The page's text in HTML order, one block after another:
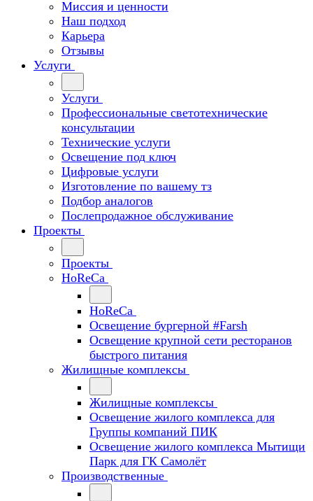
Миссия и ценности
Наш подход
Карьера
Отзывы
Услуги
Услуги
Профессиональные светотехнические
консультации
Технические услуги
Освещение под ключ
Цифровые услуги
Изготовление по вашему тз
Подбор аналогов
Послепродажное обслуживание
Проекты
Проекты
HoReCa
HoReCa
Освещение бургерной #Farsh
Освещение крупной сети ресторанов
быстрого питания
Жилищные комплексы
Жилищные комплексы
Освещение жилого комплекса для
Группы компаний ПИК
Освещение жилого комплекса Мытищи
Парк для ГК Самолёт
Производственные